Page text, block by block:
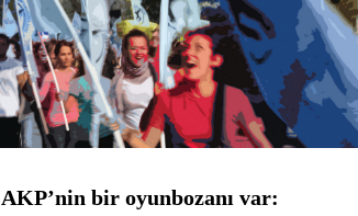
AKP’nin bir oyunbozanı var: